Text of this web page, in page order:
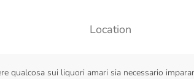
Location
qualcosa sui liquori amari sia necessario